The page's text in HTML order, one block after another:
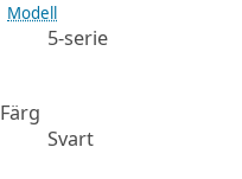
Modell
5-serie
Färg
Svart